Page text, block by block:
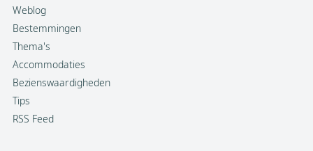
Weblog
Bestemmingen
Thema's
Accommodaties
Bezienswaardigheden
Tips
RSS Feed